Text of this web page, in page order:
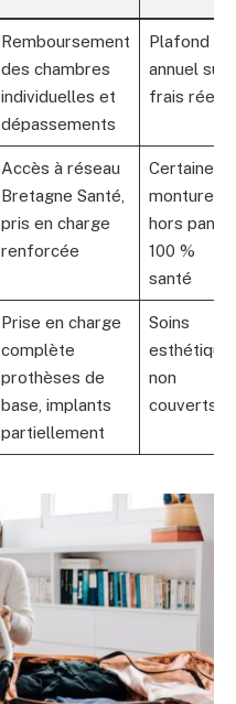
Remboursement
des chambres
individuelles et
dépassements
Plafond
annuel sur
frais réels
Accès à réseau
Bretagne Santé,
pris en charge
renforcée
Certaines
montures
hors panier
100 %
santé
Prise en charge
complète
prothèses de
base, implants
partiellement
Soins
non
couverts